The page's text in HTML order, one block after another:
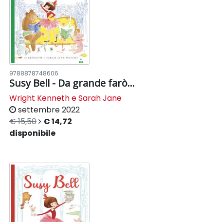
9788878748606
Susy Bell - Da grande farò...
Wright Kenneth e Sarah Jane
settembre 2022
€ 15,50
€ 14,72
disponibile